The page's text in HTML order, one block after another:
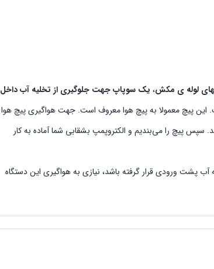
لوله ی مکش، یک سوپاپ جهت جلوگیری از تخلیه آب داخل
پیچ معمولا به پیچ هوا معروف است. جهت هواگیری پیچ هوا
سپس پیچ را می‌بندیم و الکتروپمپ بشقابی شما آماده به کار
پشت ورودی قرار گرفته باشد، نیازی به هواگیری این دستگاه